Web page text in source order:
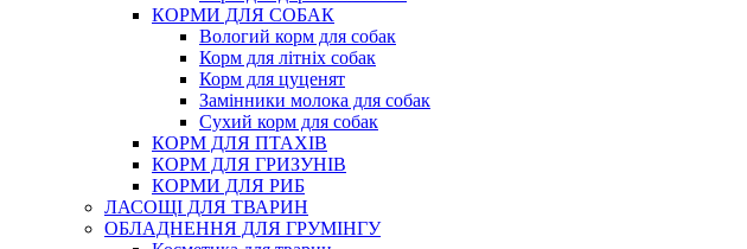
КОРМИ ДЛЯ СОБАК
Вологий корм для собак
Корм для літніх собак
Корм для цуценят
Замінники молока для собак
Сухий корм для собак
КОРМ ДЛЯ ПТАХІВ
КОРМ ДЛЯ ГРИЗУНІВ
КОРМИ ДЛЯ РИБ
ЛАСОЩІ ДЛЯ ТВАРИН
ОБЛАДНЕННЯ ДЛЯ ГРУМІНГУ